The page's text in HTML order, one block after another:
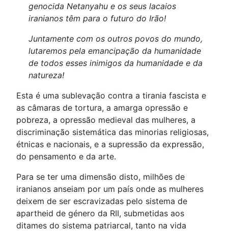
genocida Netanyahu e os seus lacaios
iranianos têm para o futuro do Irão!
Juntamente com os outros povos do mundo,
lutaremos pela emancipação da humanidade
de todos esses inimigos da humanidade e da
natureza!
Esta é uma sublevação contra a tirania fascista e
as câmaras de tortura, a amarga opressão e
pobreza, a opressão medieval das mulheres, a
discriminação sistemática das minorias religiosas,
étnicas e nacionais, e a supressão da expressão,
do pensamento e da arte.
Para se ter uma dimensão disto, milhões de
iranianos anseiam por um país onde as mulheres
deixem de ser escravizadas pelo sistema de
apartheid de género da RII, submetidas aos
ditames do sistema patriarcal, tanto na vida